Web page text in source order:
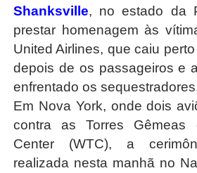
Shanksville, no estado da
prestar homenagem às
United Airlines, que caiu
depois de os passageiros e
enfrentado os
Em Nova York, onde dois
contra as Torres Gêmeas
Center (WTC), a
realizada nesta manhã no